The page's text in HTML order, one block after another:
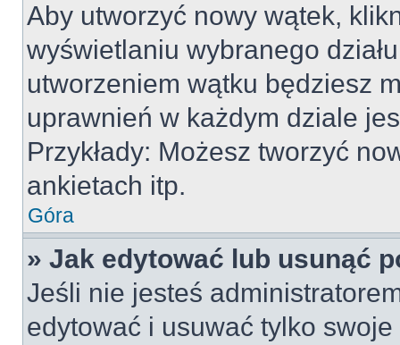
Aby utworzyć nowy wątek,
wyświetlaniu wybranego
utworzeniem wątku będziesz
uprawnień w każdym dziale
Przykłady: Możesz tworzyć
ankietach itp.
Góra
» Jak edytować lub usunąć
Jeśli nie jesteś
edytować i usuwać tylko